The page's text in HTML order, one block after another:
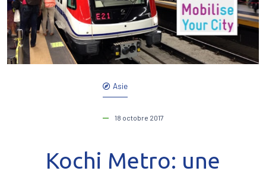
Asie
18 octobre 2017
Kochi Metro: une